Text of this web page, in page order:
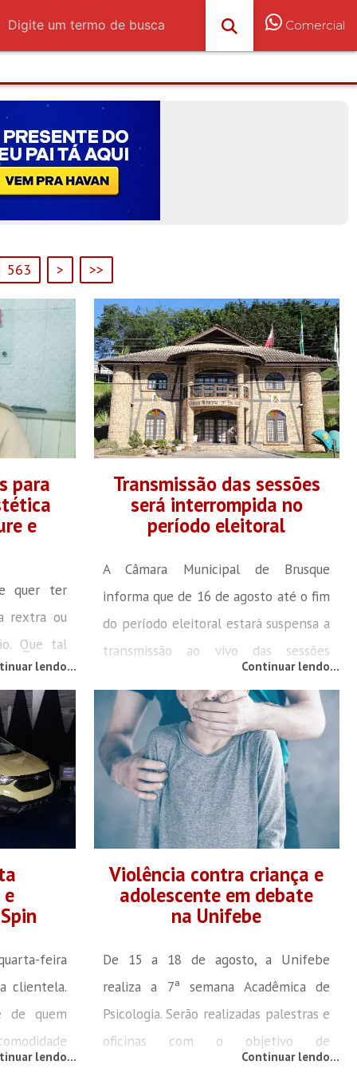
Comercial
563 > >>
para
e
quer ter
rextra ou
Que tal
facial,
e
inscrições
nestas
em
no
estética
lendo...
Transmissão das sessões
será interrompida no
período eleitoral
A Câmara Municipal de Brusque
informa que de 16 de agosto até o fim
do período eleitoral estará suspensa a
transmissão ao vivo das sessões
demais eventos do Poder Legislativo,
pelos canais de comunicação
institucionais: site e páginas do
Facebook e Youtube. A transmissão
pela Rádio Cidade 850 AM também
será interrompida nesse...
Continuar lendo...
feira
clientela.
de quem
lendo...
Violência contra criança e
adolescente em debate
na Unifebe
De 15 a 18 de agosto, a Unifebe
realiza a 7ª semana Acadêmica de
Psicologia. Serão realizadas palestras e
oficinas com o objetivo de
Continuar lendo...